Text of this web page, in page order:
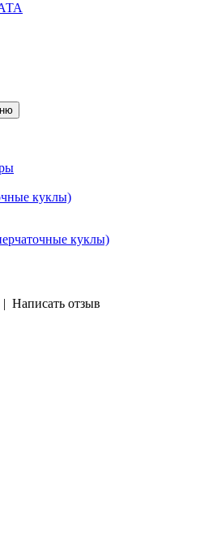
куклы)
| Написать отзыв